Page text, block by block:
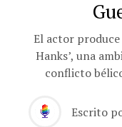
El actor
Hanks’, una
conflicto
Escrito